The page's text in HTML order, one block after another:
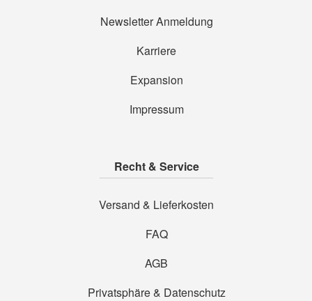
Newsletter Anmeldung
Karriere
Expansion
Impressum
Recht & Service
Versand & Lieferkosten
FAQ
AGB
Privatsphäre & Datenschutz